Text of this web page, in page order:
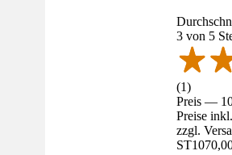
3 von 5
(1)
Preis —
Preise
zzgl.
ST